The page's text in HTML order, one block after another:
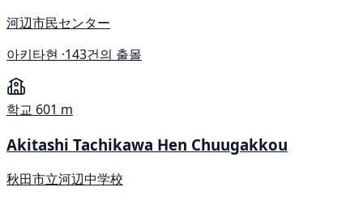
河辺市民センター
아키타현 ·143건의 출몰
학교 601 m
Akitashi Tachikawa Hen Chuugakkou
秋田市立河辺中学校